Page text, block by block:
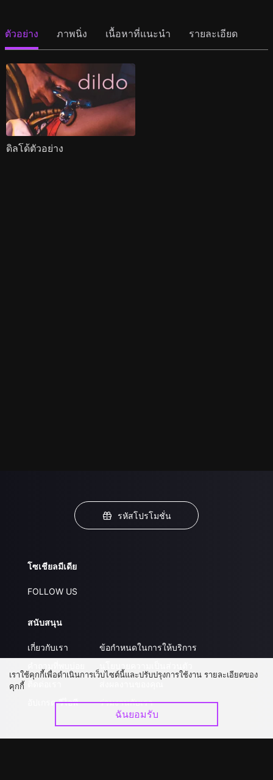
ตัวอย่าง ภาพนิ่ง เนื้อหาที่แนะนำ รายละเอียด
ดิลโด้ตัวอย่าง
รหัสโปรโมชั่น
โซเชียลมีเดีย
FOLLOW US
สนับสนุน
เกี่ยวกับเรา
อัปเกรด วีไอพี
ข้อกำหนดในการให้บริการ
ร่วมงานกับเรา
เราใช้คุกกี้เพื่อดำเนินการเว็บไซต์นี้และปรับปรุงการใช้งาน รายละเอียดของ
คุกกี้
ฉันยอมรับ